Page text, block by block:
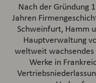
Nach der Gründung
Jahren
Schweinfurt, Hamm
Hauptverwaltung
weltweit
Werke in